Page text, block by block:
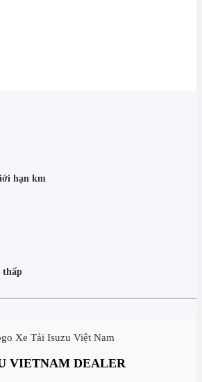
hạn km
thấp
VIETNAM DEALER